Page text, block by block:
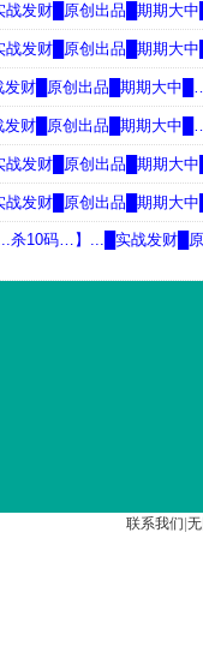
战发财█原创出品█期期
战发财█原创出品█期期
发财█原创出品█期期大
发财█原创出品█期期大
战发财█原创出品█期期
战发财█原创出品█期期
杀10码…】...█实战发财█
联系我们